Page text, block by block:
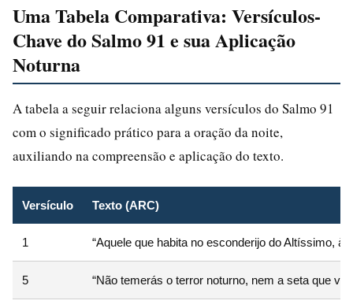
Uma Tabela Comparativa: Versículos-
Chave do Salmo 91 e sua Aplicação
Noturna
A tabela a seguir relaciona alguns versículos do Salmo 91
com o significado prático para a oração da noite,
auxiliando na compreensão e aplicação do texto.
Versículo Texto (ARC)
1 “Aquele que habita no esconderijo do Altíssimo, à
5 “Não temerás o terror noturno, nem a seta que